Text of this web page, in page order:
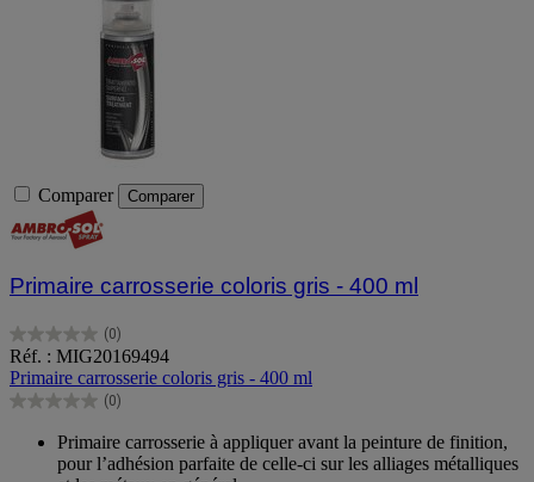
Comparer Comparer
Primaire carrosserie coloris gris - 400 ml
(0)
0.0
sur
5
étoiles.
Réf. : MIG20169494
Primaire carrosserie coloris gris - 400 ml
(0)
0.0
étoiles.
Primaire carrosserie à appliquer avant la peinture de finition,
pour l’adhésion parfaite de celle-ci sur les alliages métalliques